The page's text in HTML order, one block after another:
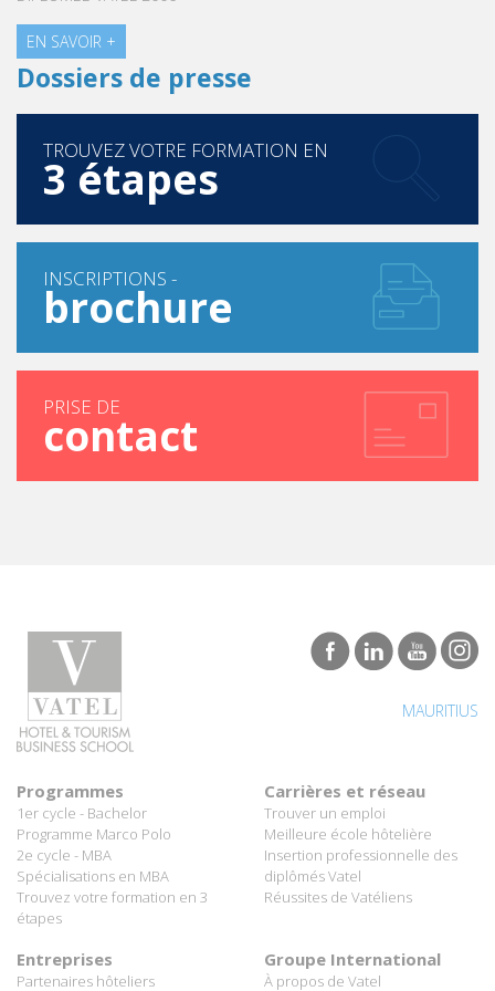
EN SAVOIR +
Dossiers de presse
TROUVEZ VOTRE FORMATION EN
3 étapes
INSCRIPTIONS -
brochure
PRISE DE
contact
MAURITIUS
Programmes
1er cycle - Bachelor
Programme Marco Polo
2e cycle - MBA
Spécialisations en MBA
Trouvez votre formation en 3
étapes
Carrières et réseau
Trouver un emploi
Meilleure école hôtelière
Insertion professionnelle des
diplômés Vatel
Réussites de Vatéliens
Entreprises
Partenaires hôteliers
Groupe International
À propos de Vatel